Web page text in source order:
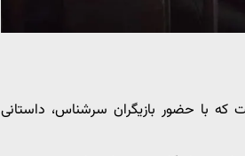
که با حضور بازیگران سرشناس، داستانی